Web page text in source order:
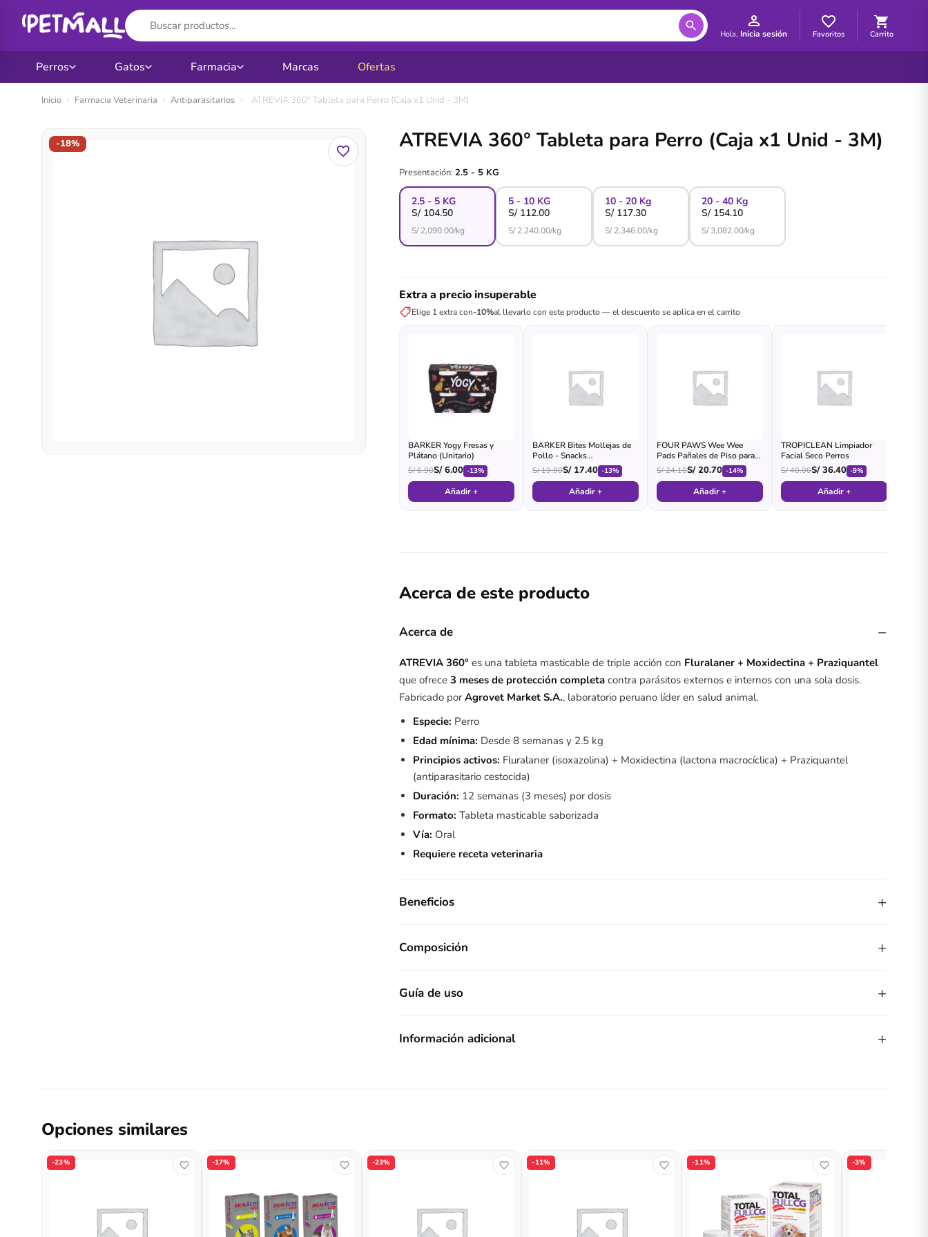
Hola, Inicia sesión Favoritos Carrito
Perros Gatos Farmacia Marcas Ofertas
Inicio › Farmacia Veterinaria › Antiparasitarios › ATREVIA 360° Tableta para Perro (Caja x1 Unid - 3M)
-18% ATREVIA 360° Tableta para Perro (Caja x1 Unid - 3M)
Presentación:2.5 - 5 KG
2.5 - 5 KG
S/104.50
S/2,090.00/kg
5 - 10 KG
S/112.00
S/2,240.00/kg
10 - 20 Kg
S/117.30
S/2,346.00/kg
20 - 40 Kg
S/154.10
S/3,082.00/kg
Extra a precio insuperable
Elige 1 extra con-10%al llevarlo con este producto — el descuento se aplica en el carrito
BARKER Yogy Fresas y
Plátano (Unitario)
S/6.90S/6.00 -13%
Añadir +
BARKER Bites Mollejas de
Pollo - Snacks
Deshidratados
S/19.90S/17.40 -13%
Añadir +
FOUR PAWS Wee Wee
Pads Pañales de Piso para
Perro
S/24.10S/20.70 -14%
Añadir +
TROPICLEAN Limpiador
Facial Seco Perros
S/40.00S/36.40 -9%
Añadir +
Acerca de este producto
Acerca de −
ATREVIA 360° es una tableta masticable de triple acción con Fluralaner + Moxidectina + Praziquantel
que ofrece3 meses de protección completa contra parásitos externos e internos con una sola dosis.
Fabricado porAgrovet Market S.A., laboratorio peruano líder en salud animal.
Especie: Perro
Edad mínima: Desde 8 semanas y 2.5 kg
Principios activos: Fluralaner (isoxazolina) + Moxidectina (lactona macrocíclica) + Praziquantel
(antiparasitario cestocida)
Duración: 12 semanas (3 meses) por dosis
Formato: Tableta masticable saborizada
Vía: Oral
Requiere receta veterinaria
Beneficios +
Composición +
Guía de uso +
Información adicional +
Opciones similares
-23% -17% -23% -11% -11% -3%